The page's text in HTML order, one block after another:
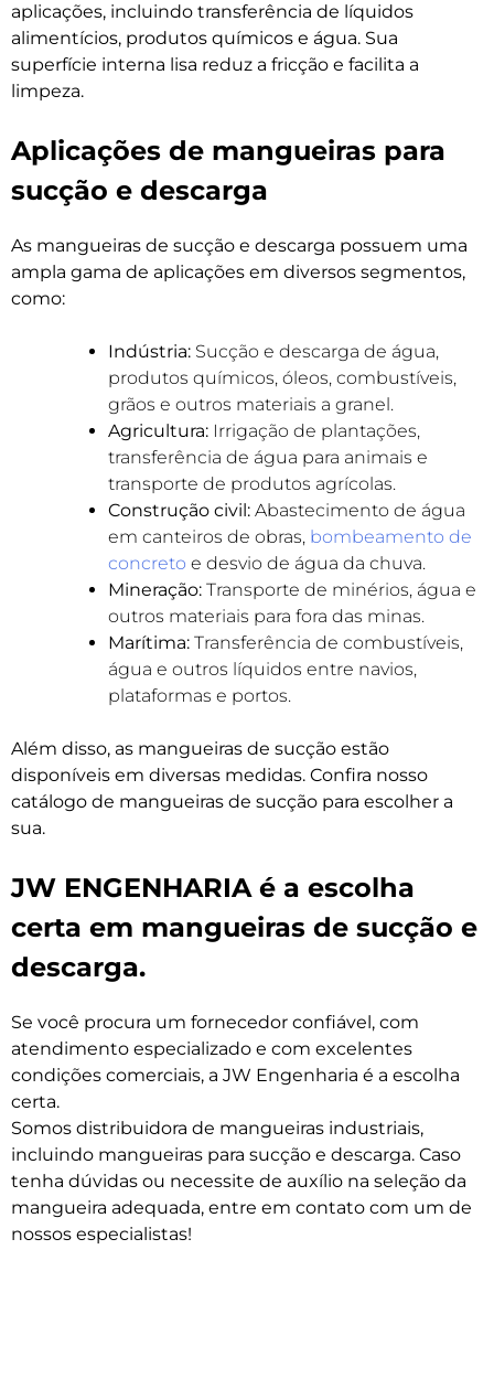
aplicações, incluindo transferência de líquidos
alimentícios, produtos químicos e água. Sua
superfície interna lisa reduz a fricção e facilita a
limpeza.
Aplicações de mangueiras para
sucção e descarga
As mangueiras de sucção e descarga possuem uma
ampla gama de aplicações em diversos segmentos,
como:
Indústria: Sucção e descarga de água,
produtos químicos, óleos, combustíveis,
grãos e outros materiais a granel.
Agricultura: Irrigação de plantações,
transferência de água para animais e
transporte de produtos agrícolas.
Construção civil: Abastecimento de água
em canteiros de obras, bombeamento de
concreto e desvio de água da chuva.
Mineração: Transporte de minérios, água e
outros materiais para fora das minas.
Marítima: Transferência de combustíveis,
água e outros líquidos entre navios,
plataformas e portos.
Além disso, as mangueiras de sucção estão
disponíveis em diversas medidas. Confira nosso
catálogo de mangueiras de sucção para escolher a
sua.
JW ENGENHARIA é a escolha
certa em mangueiras de sucção e
descarga.
Se você procura um fornecedor confiável, com
atendimento especializado e com excelentes
condições comerciais, a JW Engenharia é a escolha
certa.
Somos distribuidora de mangueiras industriais,
incluindo mangueiras para sucção e descarga. Caso
tenha dúvidas ou necessite de auxílio na seleção da
mangueira adequada, entre em contato com um de
nossos especialistas!